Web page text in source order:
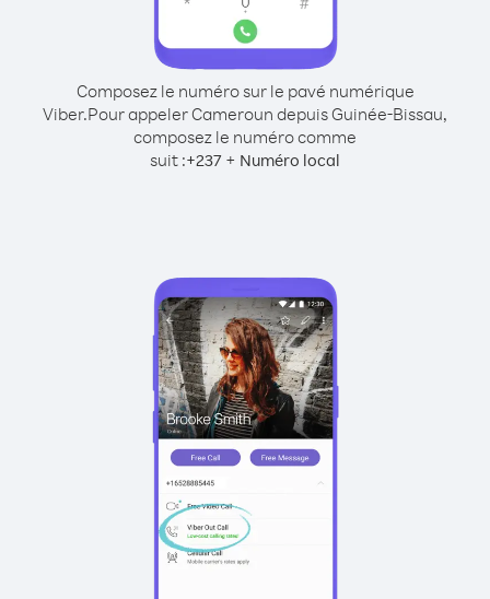
Composez le numéro sur le pavé numérique
Viber.Pour appeler Cameroun depuis Guinée-Bissau,
composez le numéro comme
suit :+237 + Numéro local